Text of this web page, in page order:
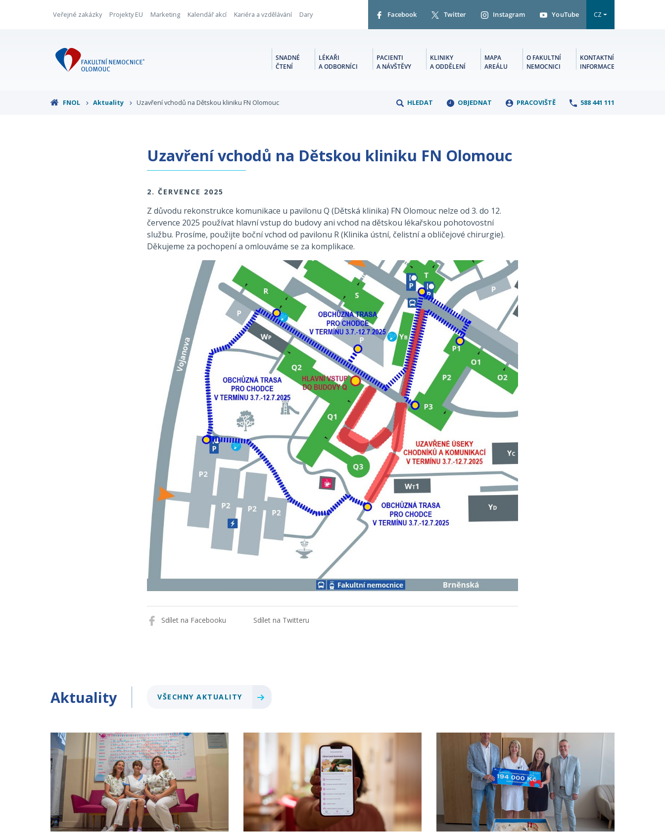
Veřejné zakázky Projekty EU Marketing Kalendář akcí Kariéra a vzdělávání Dary Facebook Twitter Instagram YouTube CZ
SNADNÉ
ČTENÍ
LÉKAŘI
A ODBORNÍCI
PACIENTI
A NÁVŠTĚVY
KLINIKY
A ODDĚLENÍ
MAPA
AREÁLU
O FAKULTNÍ
NEMOCNICI
KONTAKTNÍ
INFORMACE
FNOL Aktuality Uzavření vchodů na Dětskou kliniku FN Olomouc HLEDAT OBJEDNAT PRACOVIŠTĚ 588 441 111
Uzavření vchodů na Dětskou kliniku FN Olomouc
2. ČERVENCE 2025
Z důvodu rekonstrukce komunikace u pavilonu Q (Dětská klinika) FN Olomouc nelze od 3. do 12.
července 2025 používat hlavní vstup do budovy ani vchod na dětskou lékařskou pohotovostní
službu. Prosíme, použijte boční vchod od pavilonu R (Klinika ústní, čelistní a obličejové chirurgie).
Děkujeme za pochopení a omlouváme se za komplikace.
Sdílet na Facebooku Sdílet na Twitteru
Aktuality VŠECHNY AKTUALITY